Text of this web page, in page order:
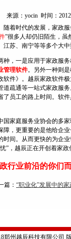
来源：yocin 时间：
随着时代的发展，家政
”很多人却仍旧陌生，虽
江苏、南宁等等多个大
一是应用于家政服务
管理软件。另外一种则
件》。越辰家政软件
道疏通等一站式家政服
了员工的路上时间。软
庭服务业协会的多家
障，更重要的是他给企
间。从而更快的为企业
，越辰正在开创着家政
行业前沿的你们
篇： “职业化”发展中的
郑州越辰科技有限公司